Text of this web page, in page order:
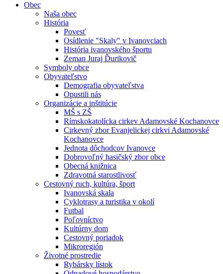
Obec
Naša obec
História
Povesť
Osídlenie "Skaly" v Ivanovciach
História ivanovského športu
Zeman Juraj Ďurikovič
Symboly obce
Obyvateľstvo
Demografia obyvateľstva
Opustili nás
Organizácie a inštitúcie
MŠ s ZŠ
Rímskokatolícka cirkev Adamovské Kochanovce
Cirkevný zbor Evanjelickej cirkvi Adamovské
Kochanovce
Jednota dôchodcov Ivanovce
Dobrovoľný hasičský zbor obce
Obecná knižnica
Zdravotná starostlivosť
Cestovný ruch, kultúra, šport
Ivanovská skala
Cyklotrasy a turistika v okolí
Futbal
Poľovníctvo
Kultúrny dom
Cestovný poriadok
Mikroregión
Životné prostredie
Rybársky lístok